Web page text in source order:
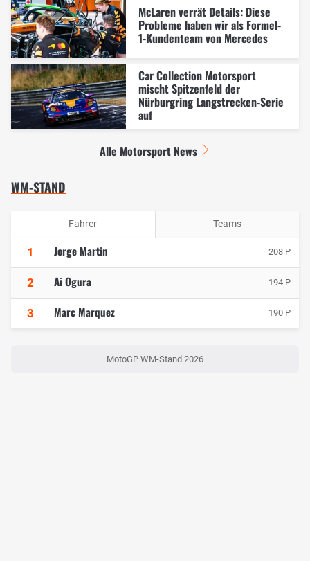
McLaren verrät Details: Diese
Probleme haben wir als Formel-
1-Kundenteam von Mercedes
Car Collection Motorsport
mischt Spitzenfeld der
Nürburgring Langstrecken-Serie
auf
Alle Motorsport News
WM-STAND
Fahrer Teams
1 Jorge Martin 208 P
2 Ai Ogura 194 P
3 Marc Marquez 190 P
MotoGP WM-Stand 2026